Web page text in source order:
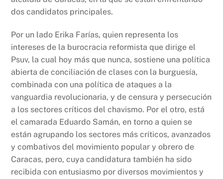
dos candidatos principales.
Por un lado Erika Farías, quien representa los
intereses de la burocracia reformista que dirige el
Psuv, la cual hoy más que nunca, sostiene una política
abierta de conciliación de clases con la burguesía,
combinada con una política de ataques a la
vanguardia revolucionaria, y de censura y persecución
a los sectores críticos del chavismo. Por el otro, está
el camarada Eduardo Samán, en torno a quien se
están agrupando los sectores más críticos, avanzados
y combativos del movimiento popular y obrero de
Caracas, pero, cuya candidatura también ha sido
recibida con entusiasmo por diversos movimientos y